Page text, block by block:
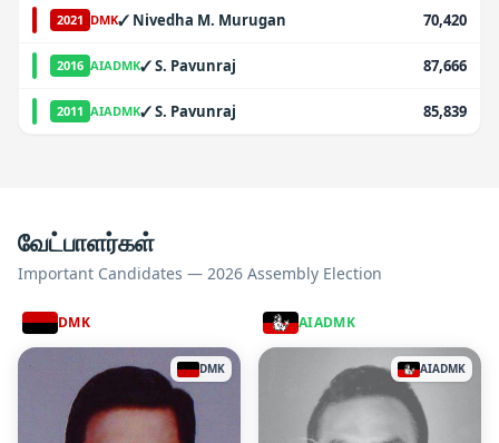
2021 DMK✓ Nivedha M. Murugan 70,420
2016 AIADMK✓S. Pavunraj 87,666
2011 AIADMK✓S. Pavunraj 85,839
வேட்பாளர்கள்
Important Candidates — 2026 Assembly Election
DMK
DMK
AIADMK
AIADMK